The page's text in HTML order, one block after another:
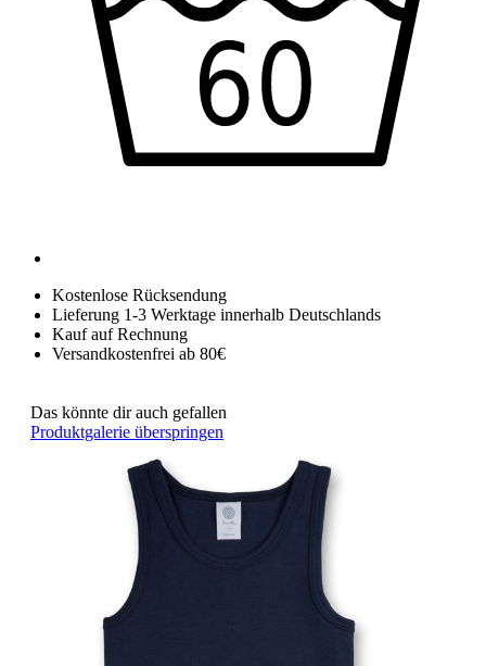
Kostenlose Rücksendung
Lieferung 1-3 Werktage innerhalb Deutschlands
Kauf auf Rechnung
Versandkostenfrei ab 80€
Das könnte dir auch gefallen
Produktgalerie überspringen